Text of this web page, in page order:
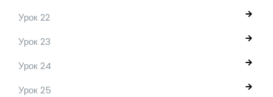
Урок 22
Урок 23
Урок 24
Урок 25